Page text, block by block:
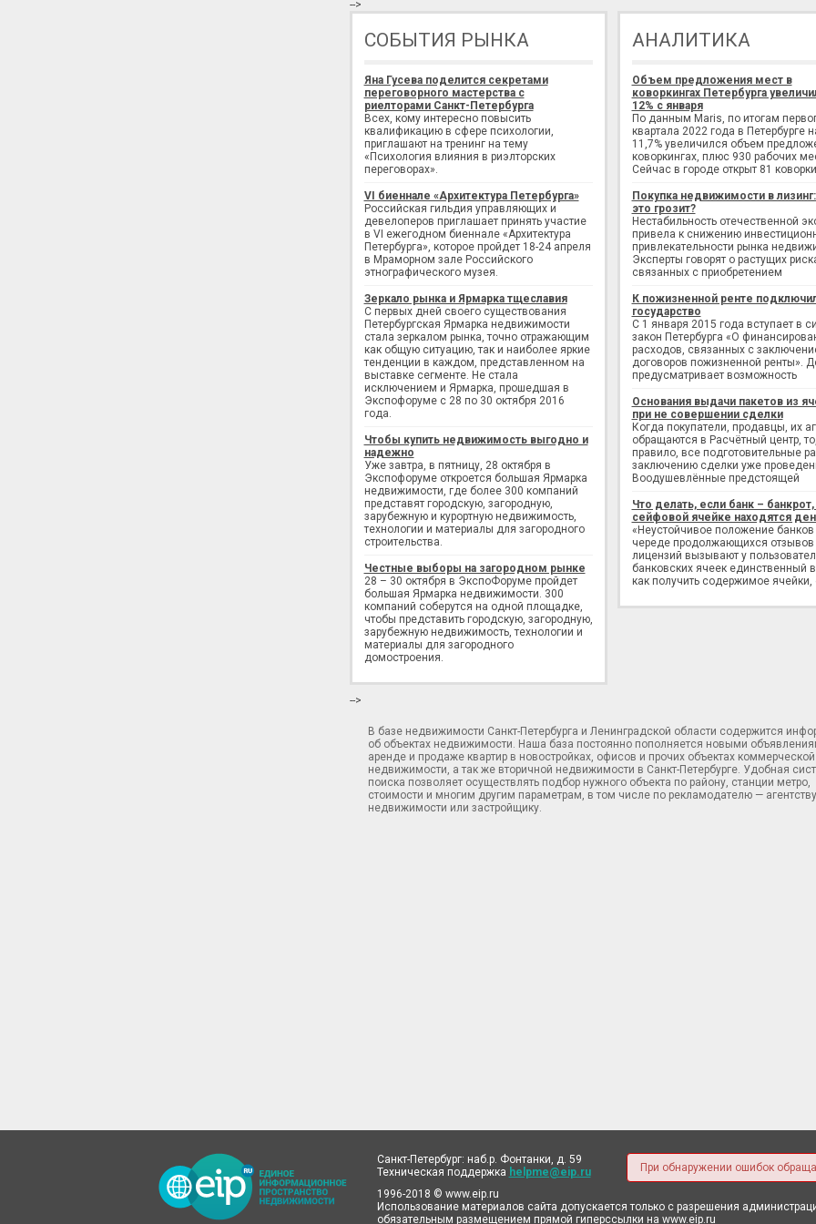
-->
СОБЫТИЯ РЫНКА
Яна Гусева поделится секретами
переговорного мастерства с
риелторами Санкт-Петербурга
Всех, кому интересно повысить
квалификацию в сфере психологии,
приглашают на тренинг на тему
«Психология влияния в риэлторских
переговорах».
VI биеннале «Архитектура Петербурга»
Российская гильдия управляющих и
девелоперов приглашает принять участие
в VI ежегодном биеннале «Архитектура
Петербурга», которое пройдет 18-24 апреля
в Мраморном зале Российского
этнографического музея.
Зеркало рынка и Ярмарка тщеславия
С первых дней своего существования
Петербургская Ярмарка недвижимости
стала зеркалом рынка, точно отражающим
как общую ситуацию, так и наиболее яркие
тенденции в каждом, представленном на
выставке сегменте. Не стала
исключением и Ярмарка, прошедшая в
Экспофоруме с 28 по 30 октября 2016
года.
Чтобы купить недвижимость выгодно и
надежно
Уже завтра, в пятницу, 28 октября в
Экспофоруме откроется большая Ярмарка
недвижимости, где более 300 компаний
представят городскую, загородную,
зарубежную и курортную недвижимость,
технологии и материалы для загородного
строительства.
Честные выборы на загородном рынке
28 – 30 октября в ЭкспоФоруме пройдет
большая Ярмарка недвижимости. 300
компаний соберутся на одной площадке,
чтобы представить городскую, загородную,
зарубежную недвижимость, технологии и
материалы для загородного
домостроения.
АНАЛИТИКА
Объем предложения мест в
коворкингах Петербурга
12% с января
По данным Maris, по итогам
квартала 2022 года в Петербурге
11,7% увеличился объем
коворкингах, плюс 930 рабочих
Сейчас в городе открыт 81
Покупка недвижимости в
это грозит?
Нестабильность отечественной
привела к снижению
привлекательности рынка
Эксперты говорят о растущих
связанных с приобретением
К пожизненной ренте
государство
С 1 января 2015 года вступает в
закон Петербурга «О
расходов, связанных с
договоров пожизненной ренты».
предусматривает возможность
Основания выдачи пакетов из
при не совершении сделки
Когда покупатели, продавцы, их
обращаются в Расчётный центр,
правило, все подготовительные
заключению сделки уже
Воодушевлённые предстоящей
Что делать, если банк – банкрот,
сейфовой ячейке находятся
«Неустойчивое положение банков
череде продолжающихся отзывов
лицензий вызывают у
банковских ячеек единственный
как получить содержимое ячейки,
-->
В базе недвижимости Санкт-Петербурга и Ленинградской области содержится
об объектах недвижимости. Наша база постоянно пополняется новыми
аренде и продаже квартир в новостройках, офисов и прочих объектах коммерческой
недвижимости, а так же вторичной недвижимости в Санкт-Петербурге. Удобная
поиска позволяет осуществлять подбор нужного объекта по району, станции метро,
стоимости и многим другим параметрам, в том числе по рекламодателю — агентству
недвижимости или застройщику.
При обнаружении ошибок
Санкт-Петербург: наб.р. Фонтанки, д. 59
Техническая поддержка helpme@eip.ru
1996-2018 © www.eip.ru
Использование материалов сайта допускается только с разрешения
обязательным размещением прямой гиперссылки на www.eip.ru